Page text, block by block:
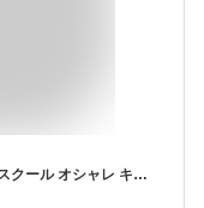
ベスト ジレ レディース 春夏 前開き ロング スクール オシャレ キレイめ 薄い 綿麻 リネン ロングベスト テーラード テーラードベスト スーツベスト ノースリーブ シンプル 羽織り 無地 白 ホワイト 紺色 ネイビー カーキ 通勤 お仕事 大きいサイズ ジレ M L XL 2XL